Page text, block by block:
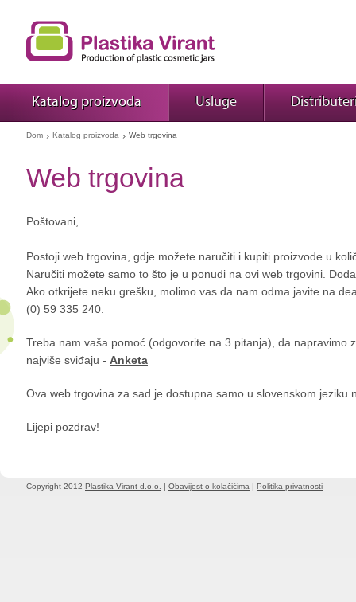
Katalog proizvoda Usluge
Dom Katalog proizvoda Web trgovina
Web trgovina
Poštovani,
Postoji web trgovina, gdje možete naručiti i kupiti proizvode u
Naručiti možete samo to što je u ponudi na ovi web trgovini.
Ako otkrijete neku grešku, molimo vas da nam odma javite na
(0) 59 335 240.
Treba nam vaša pomoć (odgovorite na 3 pitanja), da napravimo
najviše sviđaju - Anketa
Ova web trgovina za sad je dostupna samo u slovenskom jeziku
Lijepi pozdrav!
Copyright 2012 Plastika Virant d.o.o. | Obavijest o kolačićima | Politika privatnosti